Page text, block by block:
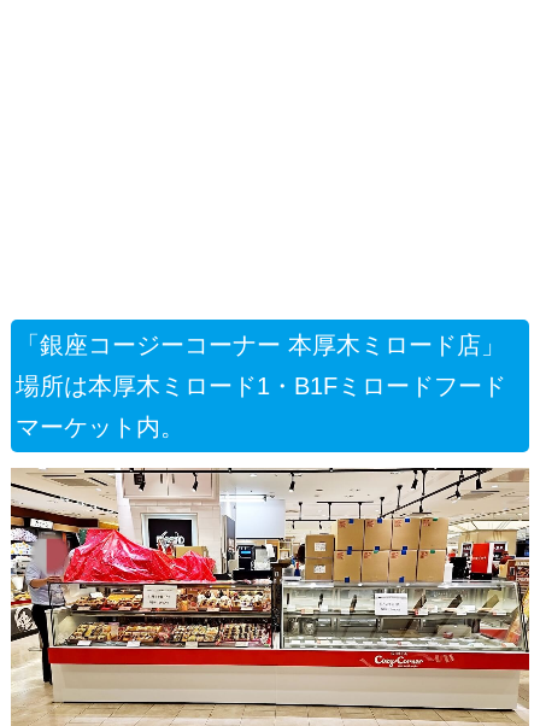
「銀座コージーコーナー 本厚木ミロード店」
場所は本厚木ミロード1・B1Fミロードフード
マーケット内。